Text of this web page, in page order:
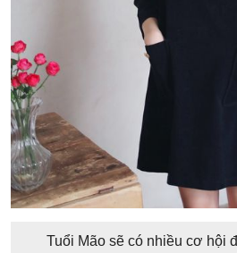
Tuổi Mão sẽ có nhiều cơ hội